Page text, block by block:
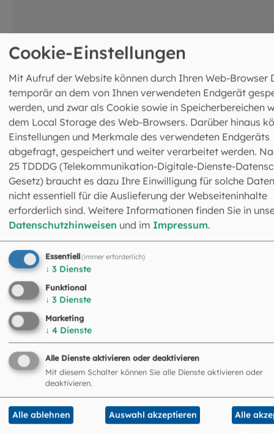
Hilfe in jeder Lebenslage: Karitatives
Handeln als unser Grundauftrag
Not sehen und handeln – auch dort, wo sonst niemand
Dies ist einer unserer Grundaufträge als Christen und als
Kirche. Begründet ist e...
© IMAGO / photothek
Cookie-Einstellungen
Mit Aufruf der Website können durch Ihren Web-Browser
temporär an dem von Ihnen verwendeten Endgerät
werden, und zwar als Cookie sowie in Speicherbereichen
dem Local Storage des Web-Browsers. Darüber hinaus
Einstellungen und Merkmale des verwendeten Endgeräts
abgefragt, gespeichert und weiter verarbeitet werden.
25 TDDDG (Telekommunikation-Digitale-Dienste-
Gesetz) braucht es dazu Ihre Einwilligung für solche
nicht essentiell für die Auslieferung der Webseiteninhalte
erforderlich sind. Weitere Informationen finden Sie in
Datenschutzhinweisen und im Impressum.
Essentiell(immer erforderlich)
↓ 3 Dienste
Funktional
↓ 3 Dienste
Marketing
↓ 4 Dienste
Alle Dienste aktivieren oder deaktivieren
Mit diesem Schalter können Sie alle Dienste aktivieren oder
deaktivieren.
Alle ablehnen Auswahl akzeptieren Alle